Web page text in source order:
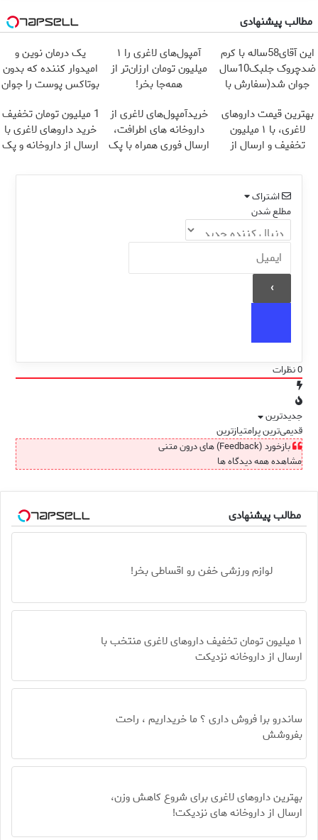
مطالب پیشنهادی
این آقای58ساله با کرم
ضدچروک جلبک10سال
جوان شد(سفارش با
آمپول‌های لاغری را ۱
میلیون تومان ارزان‌تر از
همه‌جا بخر!
یک درمان نوین و
امیدوار کننده که بدون
بوتاکس پوست را جوان
بهترین قیمت داروهای
لاغری، با ۱ میلیون
تخفیف و ارسال از
خریدآمپول‌های لاغری از
داروخانه های اطرافت،
ارسال فوری همراه با پک
1 میلیون تومان تخفیف
خرید داروهای لاغری با
ارسال از داروخانه و پک
اشتراک
مطلع شدن
0نظرات
جدیدترین
قدیمی‌ترینپرامتیازترین
بازخورد (Feedback) های درون متنی
مشاهده همه دیدگاه ها
مطالب پیشنهادی
لوازم ورزشی خفن رو اقساطی بخر!
۱ میلیون تومان تخفیف داروهای لاغری منتخب با
ارسال از داروخانه نزدیکت
ساندرو برا فروش داری ؟ ما خریداریم ، راحت
بفروشش
بهترین داروهای لاغری برای شروع کاهش وزن،
ارسال از داروخانه های نزدیکت!